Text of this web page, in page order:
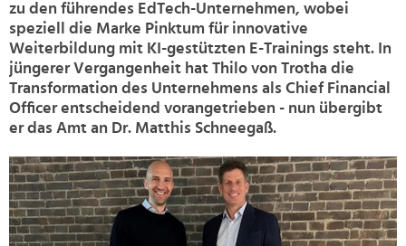
zu den führendes EdTech-Unternehmen, wobei
speziell die Marke Pinktum für innovative
Weiterbildung mit KI-gestützten E-Trainings steht. In
jüngerer Vergangenheit hat Thilo von Trotha die
Transformation des Unternehmens als Chief Financial
Officer entscheidend vorangetrieben - nun übergibt
er das Amt an Dr. Matthis Schneegaß.
>